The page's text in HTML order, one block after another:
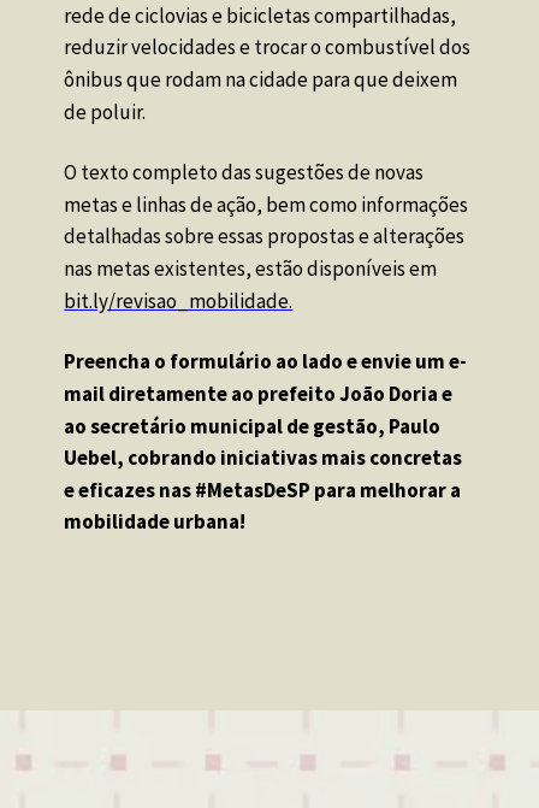
rede de ciclovias e bicicletas compartilhadas,
reduzir velocidades e trocar o combustível dos
ônibus que rodam na cidade para que deixem
de poluir.
O texto completo das sugestões de novas
metas e linhas de ação, bem como informações
detalhadas sobre essas propostas e alterações
bit.ly/revisao_mobilidade.
Preencha o formulário ao lado e envie um e-
mail diretamente ao prefeito João Doria e
ao secretário municipal de gestão, Paulo
Uebel, cobrando iniciativas mais concretas
e eficazes nas #MetasDeSP para melhorar a
mobilidade urbana!